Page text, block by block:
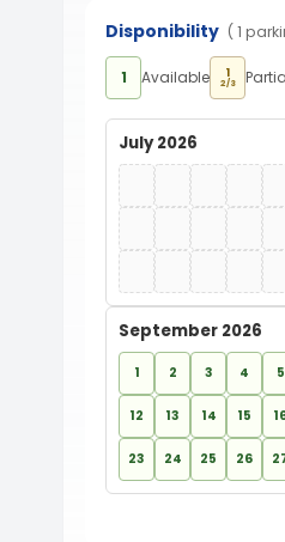
Disponibility ( 1
1 Available 1
2/3
July 2026
September 2026
1 2 3 4 5
12 13 14 15
23 24 25 26